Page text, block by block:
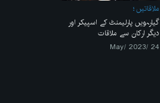
ملاقاتیں
گیارہویں پارلیمنٹ کے اسپیکر اور
دیگر ارکان سے ملاقات
24 /May/ 2023